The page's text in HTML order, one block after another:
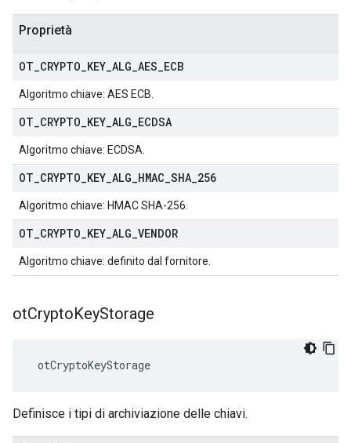
Proprietà
OT CRYPTO KEY ALG AES ECB
Algoritmo chiave: AES ECB.
OT CRYPTO KEY ALG ECDSA
Algoritmo chiave: ECDSA.
OT CRYPTO KEY ALG HMAC SHA 256
Algoritmo chiave: HMAC SHA-256.
OT CRYPTO KEY ALG VENDOR
Algoritmo chiave: definito dal fornitore.
otCryptoKeyStorage
otCryptoKeyStorage
Definisce i tipi di archiviazione delle chiavi.